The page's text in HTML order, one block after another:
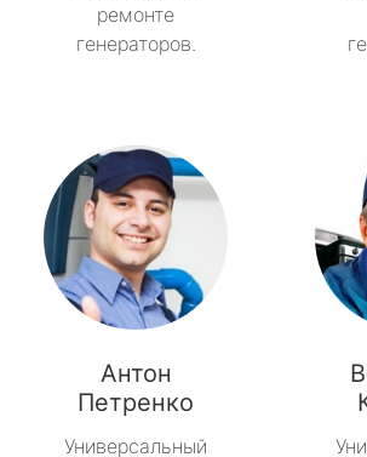
ремонте
генераторов.
Антон
Петренко
Универсальный